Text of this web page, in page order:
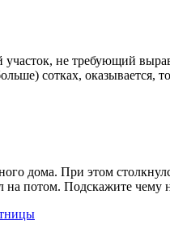
не требующий
сотках, оказывается,
дома. При этом
на потом. Подскажите